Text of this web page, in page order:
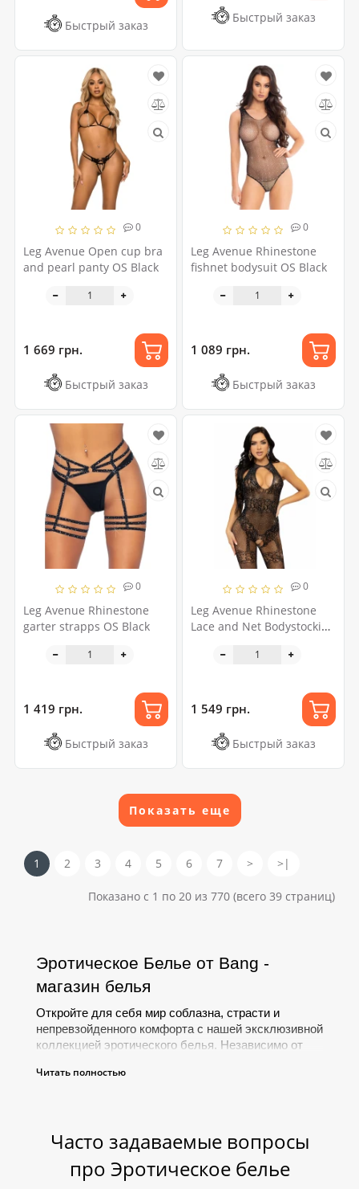
Быстрый заказ
Быстрый заказ
0
Leg Avenue Open cup bra
and pearl panty OS Black
1 669 грн.
Быстрый заказ
0
Leg Avenue Rhinestone
fishnet bodysuit OS Black
1 089 грн.
Быстрый заказ
0
Leg Avenue Rhinestone
garter strapps OS Black
1 419 грн.
Быстрый заказ
0
Leg Avenue Rhinestone
Lace and Net Bodystocking
1 549 грн.
Быстрый заказ
Показать еще
1 2 3 4 5 6 7 > >|
Показано с 1 по 20 из 770 (всего 39 страниц)
Эротическое Белье от Bang -
магазин белья
Откройте для себя мир соблазна, страсти и
непревзойденного комфорта с нашей эксклюзивной
коллекцией эротического белья. Независимо от
просто хотите чувствовать себя невероятно
ЭРОТИЧЕСКИЕ АКСЕССУАРЫ:
Читать полностью
Часто задаваемые вопросы
про Эротическое белье